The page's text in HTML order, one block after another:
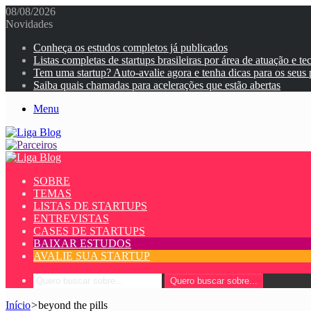
08/08/2026
Novidades
Conheça os estudos completos já publicados
Listas completas de startups brasileiras por área de atuação e
Tem uma startup? Auto-avalie agora e tenha dicas para os seus
Saiba quais chamadas para acelerações que estão abertas
Menu
SOBRE
TEMAS
LISTAS DE STARTUPS
ENTREVISTAS
CASES DE STARTUPS
BAIXAR ESTUDOS
AVALIE SUA STARTUP
Quero buscar sobre...
Início>beyond the pills